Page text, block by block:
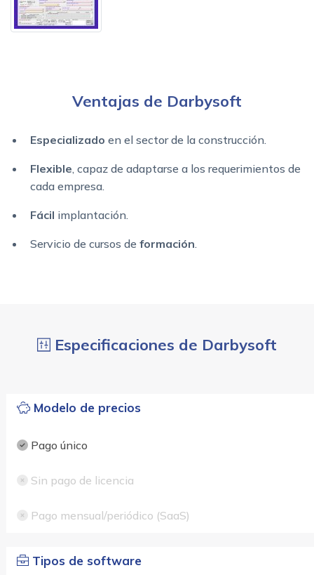
Ventajas de Darbysoft
Especializado en el sector de la construcción.
Flexible, capaz de adaptarse a los requerimientos de
cada empresa.
Fácil implantación.
Servicio de cursos de formación.
Especificaciones de Darbysoft
Modelo de precios
Pago único
Sin pago de licencia
Pago mensual/periódico (SaaS)
Tipos de software